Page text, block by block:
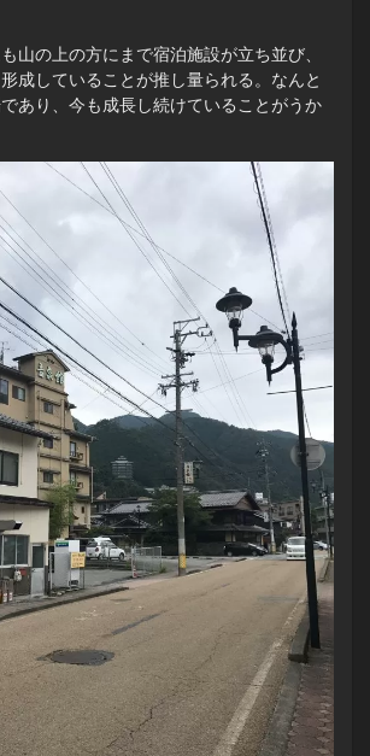
山の上の方にまで宿泊施設が立ち並び、
成していることが推し量られる。なんと
あり、今も成長し続けていることがうか